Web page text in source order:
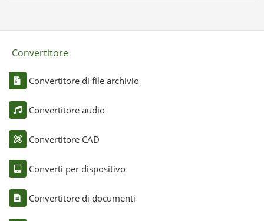
Convertitore
Convertitore di file archivio
Convertitore audio
Convertitore CAD
Converti per dispositivo
Convertitore di documenti